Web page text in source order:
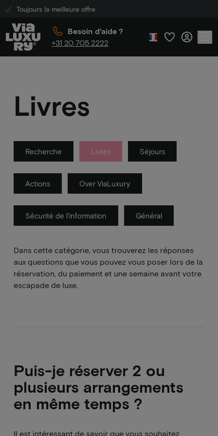
Toujours la meilleure offre
Besoin d'aide ?
+31 20 705 2222
Livres
Recherche Livres Séjours
Actions Over ViaLuxury
Sécurité de l'information Général
Dans cette catégorie, vous trouverez les réponses
aux questions que vous pouvez vous poser lors de la
réservation, du paiement et une semaine avant votre
escapade de luxe.
Puis-je réserver 2 ou
plusieurs arrangements
en même temps ?
Il est intéressant de savoir que vous souhaitez